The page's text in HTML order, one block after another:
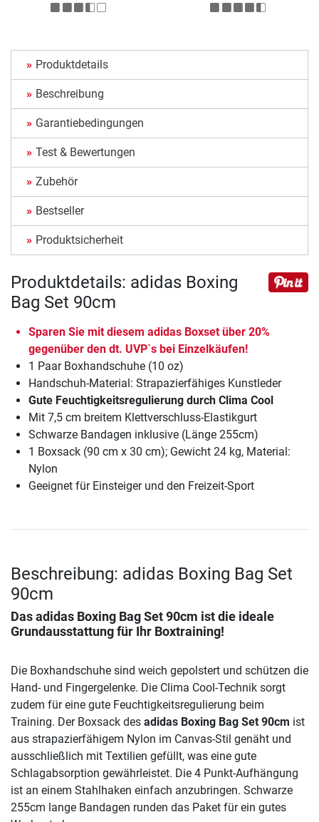
Produktdetails
Beschreibung
Garantiebedingungen
Test & Bewertungen
Zubehör
Bestseller
Produktsicherheit
Produktdetails: adidas Boxing
Bag Set 90cm
Sparen Sie mit diesem adidas Boxset über 20%
gegenüber den dt. UVP`s bei Einzelkäufen!
1 Paar Boxhandschuhe (10 oz)
Handschuh-Material: Strapazierfähiges Kunstleder
Gute Feuchtigkeitsregulierung durch Clima Cool
Mit 7,5 cm breitem Klettverschluss-Elastikgurt
Schwarze Bandagen inklusive (Länge 255cm)
1 Boxsack (90 cm x 30 cm); Gewicht 24 kg, Material:
Nylon
Geeignet für Einsteiger und den Freizeit-Sport
Beschreibung: adidas Boxing Bag Set
90cm
Das adidas Boxing Bag Set 90cm ist die ideale
Grundausstattung für Ihr Boxtraining!
Die Boxhandschuhe sind weich gepolstert und schützen die
Hand- und Fingergelenke. Die Clima Cool-Technik sorgt
zudem für eine gute Feuchtigkeitsregulierung beim
Training. Der Boxsack des adidas Boxing Bag Set 90cm ist
aus strapazierfähigem Nylon im Canvas-Stil genäht und
ausschließlich mit Textilien gefüllt, was eine gute
Schlagabsorption gewährleistet. Die 4 Punkt-Aufhängung
ist an einem Stahlhaken einfach anzubringen. Schwarze
255cm lange Bandagen runden das Paket für ein gutes